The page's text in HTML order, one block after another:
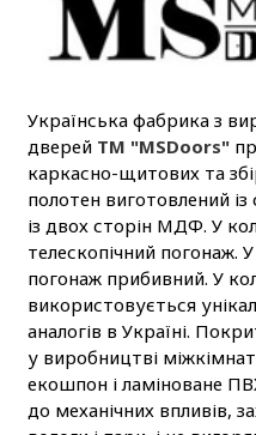
Українська фабрика з
дверей ТМ "MSDoors"
каркасно-щитових та
полотен виготовлений
із двох сторін МДФ. У
телескопічний погонаж.
погонаж прибивний. У
використовується
аналогів в Україні.
у виробництві
екошпон і ламіноване
до механічних впливів,